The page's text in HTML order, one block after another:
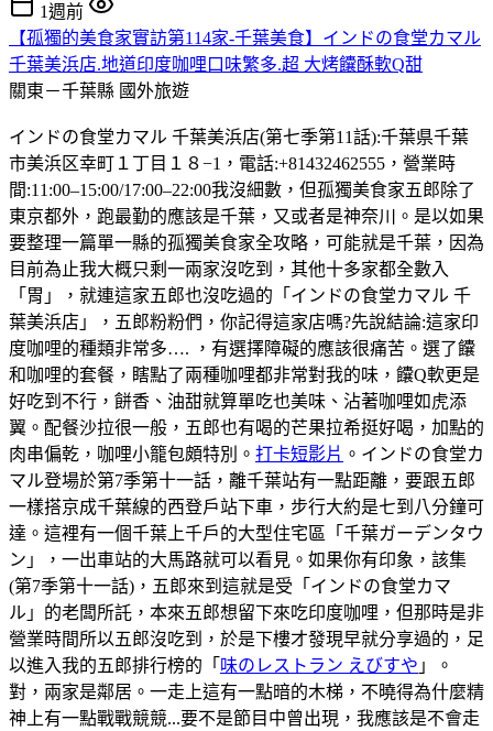
1週前
【孤獨的美食家實訪第114家-千葉美食】インドの食堂カマル
千葉美浜店.地道印度咖哩口味繁多.超 大烤饢酥軟Q甜
關東－千葉縣 國外旅遊
インドの食堂カマル 千葉美浜店(第七季第11話):千葉県千葉
市美浜区幸町１丁目１８−1，電話:+81432462555，營業時
間:11:00–15:00/17:00–22:00我沒細數，但孤獨美食家五郎除了
東京都外，跑最勤的應該是千葉，又或者是神奈川。是以如果
要整理一篇單一縣的孤獨美食家全攻略，可能就是千葉，因為
目前為止我大概只剩一兩家沒吃到，其他十多家都全數入
「胃」，就連這家五郎也沒吃過的「インドの食堂カマル 千
葉美浜店」，五郎粉粉們，你記得這家店嗎?先說結論:這家印
度咖哩的種類非常多…. ，有選擇障礙的應該很痛苦。選了饢
和咖哩的套餐，瞎點了兩種咖哩都非常對我的味，饢Q軟更是
好吃到不行，餅香、油甜就算單吃也美味、沾著咖哩如虎添
翼。配餐沙拉很一般，五郎也有喝的芒果拉希挺好喝，加點的
肉串偏乾，咖哩小籠包頗特別。 打卡短影片 。インドの食堂カ
マル登場於第7季第十一話，離千葉站有一點距離，要跟五郎
一樣搭京成千葉線的西登戶站下車，步行大約是七到八分鐘可
達。這裡有一個千葉上千戶的大型住宅區「千葉ガーデンタウ
ン」，一出車站的大馬路就可以看見。如果你有印象，該集
(第7季第十一話)，五郎來到這就是受「インドの食堂カマ
ル」的老闆所託，本來五郎想留下來吃印度咖哩，但那時是非
營業時間所以五郎沒吃到，於是下樓才發現早就分享過的，足
以進入我的五郎排行榜的「 味のレストラン えびすや 」。
對，兩家是鄰居。一走上這有一點暗的木梯，不曉得為什麼精
神上有一點戰戰競競...要不是節目中曾出現，我應該是不會走